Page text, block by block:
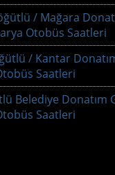
/ Mağara
Otobüs Saatleri
/ Kantar
Saatleri
Belediye Donatım
Saatleri